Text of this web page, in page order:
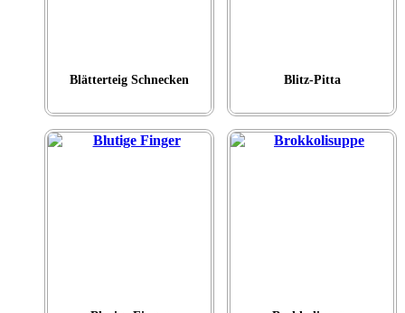
Blätterteig Schnecken Blitz-Pitta